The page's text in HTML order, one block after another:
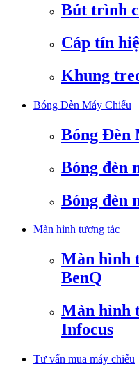
Bút trình
Cáp tín
Khung
Bóng Đèn Máy Chiếu
Bóng Đèn
Bóng đèn
Bóng đèn
Màn hình tương tác
Màn hình
BenQ
Màn hình
Infocus
Tư vấn mua máy chiếu